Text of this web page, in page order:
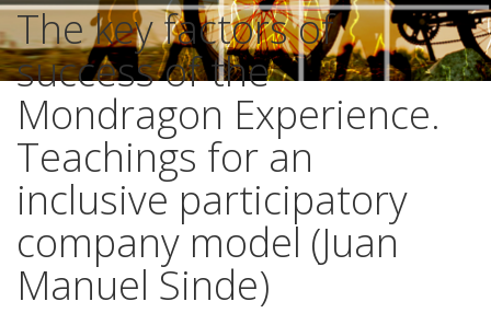
The key factors of
success of the
Mondragon Experience.
Teachings for an
inclusive participatory
company model (Juan
Manuel Sinde)